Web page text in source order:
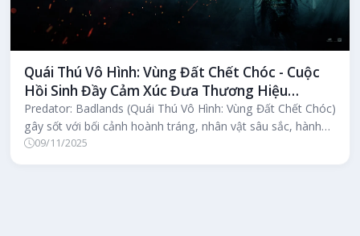
Quái Thú Vô Hình: Vùng Đất Chết Chóc - Cuộc
Hồi Sinh Đầy Cảm Xúc Đưa Thương Hiệu
Predator Lên Tầm Cao Mới
Predator: Badlands (Quái Thú Vô Hình: Vùng Đất Chết Chóc)
gây sốt với bối cảnh hoành tráng, nhân vật sâu sắc, hành
động mãn nhãn c...
09/11/2025